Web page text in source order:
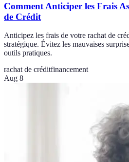
Comment Anticiper les Frais
de Crédit
Anticipez les frais de votre rachat de
stratégique. Évitez les mauvaises
outils pratiques.
rachat de créditfinancement
Aug 8